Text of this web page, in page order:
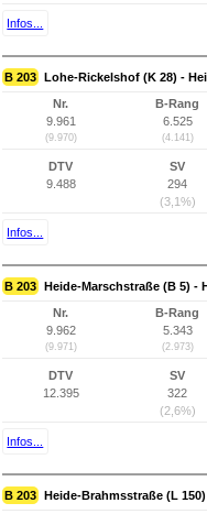
Infos...
B 203 Lohe-Rickelshof (K 28) -
Nr.
9.961
(9.970)
B-Rang
6.525
(4.141)
DTV
9.488
SV
294
(3,1%)
Infos...
B 203 Heide-Marschstraße (B 5) -
Nr.
9.962
(9.971)
B-Rang
5.343
(2.973)
DTV
12.395
SV
322
(2,6%)
Infos...
B 203 Heide-Brahmsstraße (L